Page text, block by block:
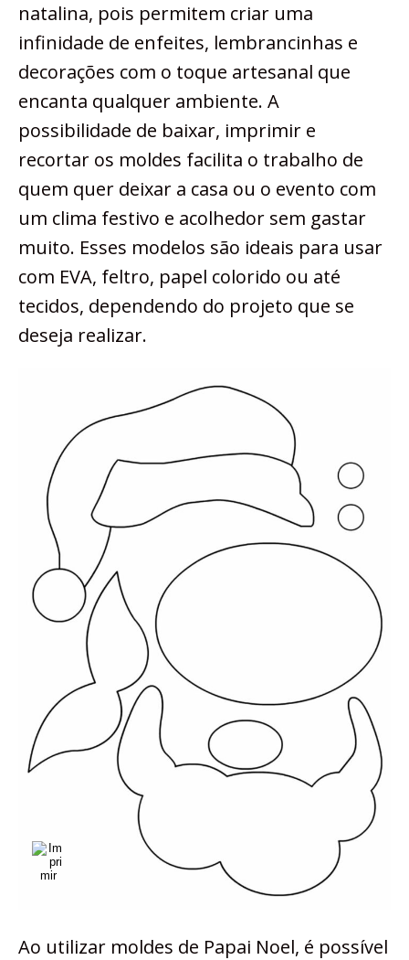
natalina, pois permitem criar uma
infinidade de enfeites, lembrancinhas e
decorações com o toque artesanal que
encanta qualquer ambiente. A
possibilidade de baixar, imprimir e
recortar os moldes facilita o trabalho de
quem quer deixar a casa ou o evento com
um clima festivo e acolhedor sem gastar
muito. Esses modelos são ideais para usar
com EVA, feltro, papel colorido ou até
tecidos, dependendo do projeto que se
deseja realizar.
Ao utilizar moldes de Papai Noel, é possível